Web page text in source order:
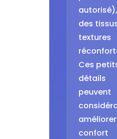
des
textures
Ces
détails
peuvent
confort